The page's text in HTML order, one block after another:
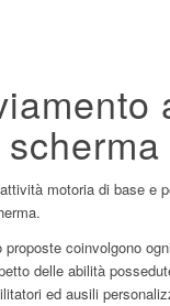
scherma
motoria di base e
coinvolgono
delle abilità
ed ausili